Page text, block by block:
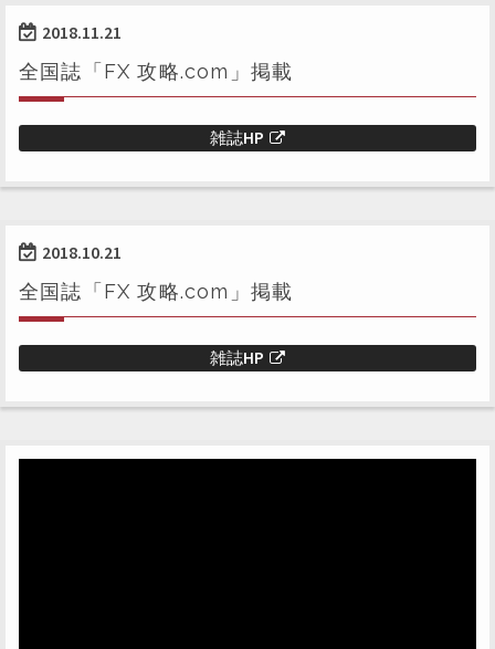
2018.11.21
全国誌「FX 攻略.com」掲載
雑誌HP
2018.10.21
全国誌「FX 攻略.com」掲載
雑誌HP